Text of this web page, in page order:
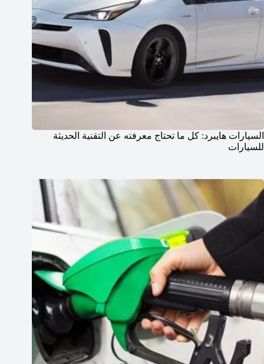
السيارات هايبرد: كل ما تحتاج معرفته عن التقنية الحديثة
للسيارات